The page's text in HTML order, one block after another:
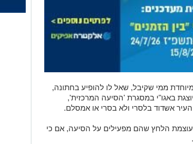
ממי שקיבל, שאל לו להופיע בחתונה,
באגו"י במסגרת 'הסיעה המרכזית',
אשדוד בלסרי ולא בסרי או אמסלם.
הלחץ שהם מפעילים על הסיעה, אם כי